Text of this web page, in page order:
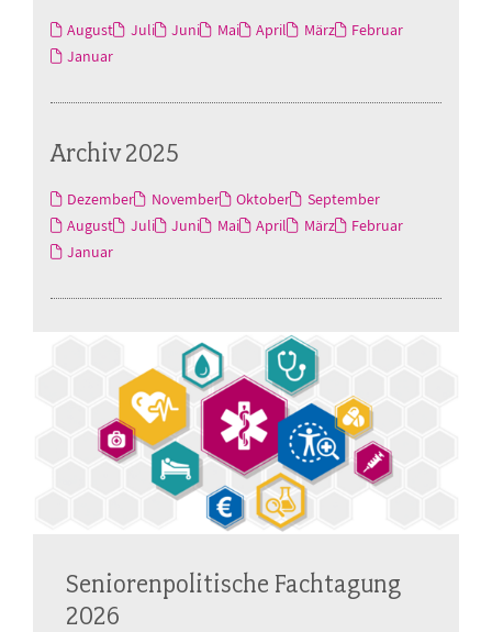
August Juli Juni Mai April März
Februar
Januar
Archiv 2025
Dezember November Oktober
September
August
Juli Juni Mai April März
Februar
Januar
Seniorenpolitische Fachtagung
2026